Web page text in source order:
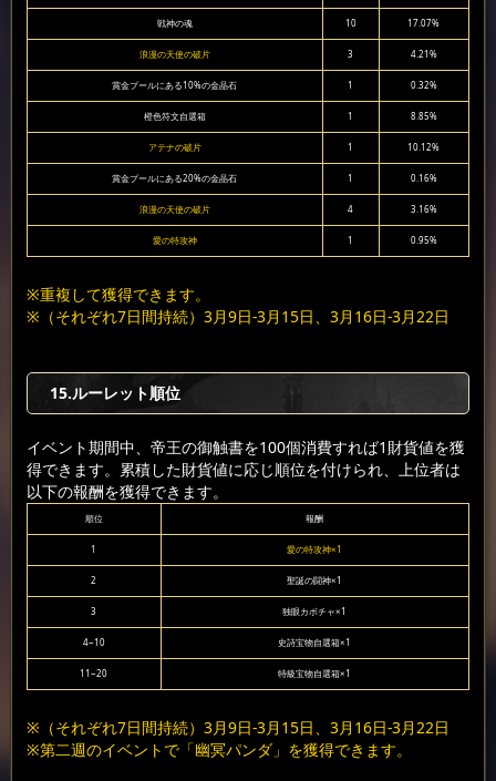
戦神の魂 10 17.07%
浪漫の天使の破片 3 4.21%
賞金プールにある10%の金晶石 1 0.32%
橙色符文自選箱 1 8.85%
アテナの破片 1 10.12%
賞金プールにある20%の金晶石 1 0.16%
浪漫の天使の破片 4 3.16%
愛の特攻神 1 0.95%
※重複して獲得できます。
※（それぞれ7日間持続）3月9日-3月15日、3月16日-3月22日
15.ルーレット順位
イベント期間中、帝王の御触書を100個消費すれば1財貨値を獲
得できます。累積した財貨値に応じ順位を付けられ、上位者は
以下の報酬を獲得できます。
順位 報酬
1 愛の特攻神×1
2 聖誕の闘神×1
3 独眼カボチャ×1
4~10 史詩宝物自選箱×1
11~20 特級宝物自選箱×1
※（それぞれ7日間持続）3月9日-3月15日、3月16日-3月22日
※第二週のイベントで「幽冥パンダ」を獲得できます。